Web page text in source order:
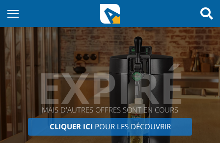
EXPIRÉ
MAIS D'AUTRES OFFRES SONT EN COURS
CLIQUER ICI POUR LES DÉCOUVRIR